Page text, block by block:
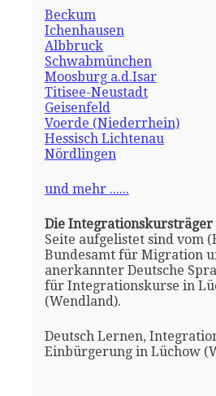
Beckum
Ichenhausen
Albbruck
Schwabmünchen
Moosburg a.d.Isar
Titisee-Neustadt
Geisenfeld
Voerde (Niederrhein)
Hessisch Lichtenau
Nördlingen
und mehr ......
Die Integrationskursträger
Seite aufgelistet sind vom
Bundesamt für Migration
anerkannter Deutsche
für Integrationskurse in
(Wendland).
Deutsch Lernen,
Einbürgerung in Lüchow